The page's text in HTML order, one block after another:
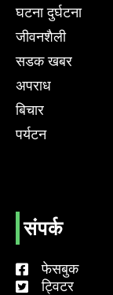
घटना दुर्घटना
जीवनशैली
सडक खबर
अपराध
बिचार
पर्यटन
संपर्क
फेसबुक
ट्विटर